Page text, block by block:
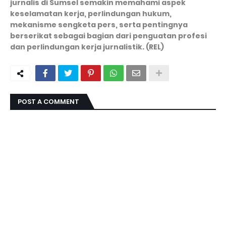
jurnalis di Sumsel semakin memahami aspek
keselamatan kerja, perlindungan hukum,
mekanisme sengketa pers, serta pentingnya
berserikat sebagai bagian dari penguatan profesi
dan perlindungan kerja jurnalistik. (REL)
POST A COMMENT